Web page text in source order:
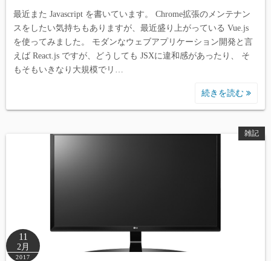
最近また Javascript を書いています。 Chrome拡張のメンテナン
スをしたい気持ちもありますが、最近盛り上がっている Vue.js
を使ってみました。 モダンなウェブアプリケーション開発と言
えば React.js ですが、どうしても JSXに違和感があったり、 そ
もそもいきなり大規模でリ…
続きを読む
雑記
11
2月
2017